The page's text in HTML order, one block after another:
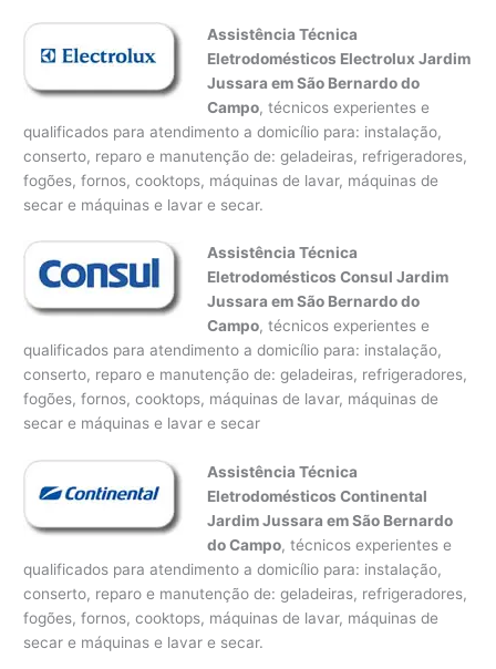
Assistência Técnica
Eletrodomésticos Electrolux Jardim
Jussara em São Bernardo do
Campo, técnicos experientes e
qualificados para atendimento a domicílio para: instalação,
conserto, reparo e manutenção de: geladeiras, refrigeradores,
fogões, fornos, cooktops, máquinas de lavar, máquinas de
secar e máquinas e lavar e secar.
Assistência Técnica
Eletrodomésticos Consul Jardim
Jussara em São Bernardo do
Campo, técnicos experientes e
qualificados para atendimento a domicílio para: instalação,
conserto, reparo e manutenção de: geladeiras, refrigeradores,
fogões, fornos, cooktops, máquinas de lavar, máquinas de
secar e máquinas e lavar e secar
Assistência Técnica
Eletrodomésticos Continental
Jardim Jussara em São Bernardo
do Campo, técnicos experientes e
qualificados para atendimento a domicílio para: instalação,
conserto, reparo e manutenção de: geladeiras, refrigeradores,
fogões, fornos, cooktops, máquinas de lavar, máquinas de
secar e máquinas e lavar e secar.